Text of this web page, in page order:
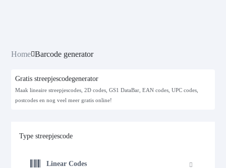
Home Barcode generator
Gratis streepjescodegenerator
Maak lineaire streepjescodes, 2D codes, GS1 DataBar, EAN codes, UPC codes,
postcodes en nog veel meer gratis online!
Type streepjescode
Linear Codes